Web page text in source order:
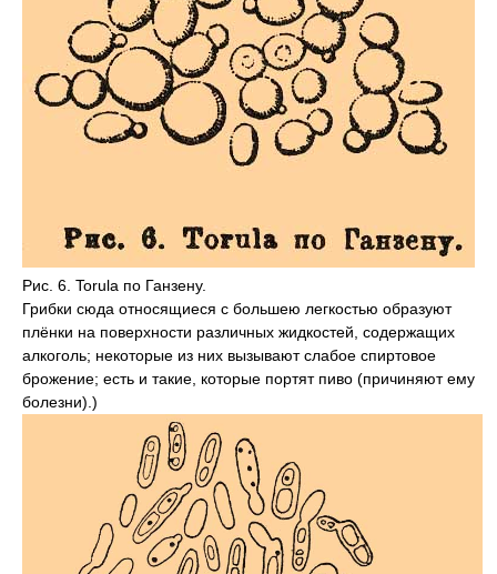
Рис. 6. Torula по Ганзену.
Грибки сюда относящиеся с большею легкостью образуют
плёнки на поверхности различных жидкостей, содержащих
алкоголь; некоторые из них вызывают слабое спиртовое
брожение; есть и такие, которые портят пиво (причиняют ему
болезни).)